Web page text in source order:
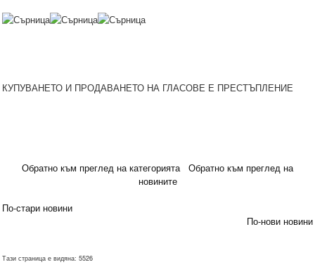
КУПУВАНЕТО И ПРОДАВАНЕТО НА ГЛАСОВЕ Е ПРЕСТЪПЛЕНИЕ
Обратно към преглед на категорията
Обратно към преглед на
новините
По-стари новини
По-нови новини
Тази страница е видяна: 5526